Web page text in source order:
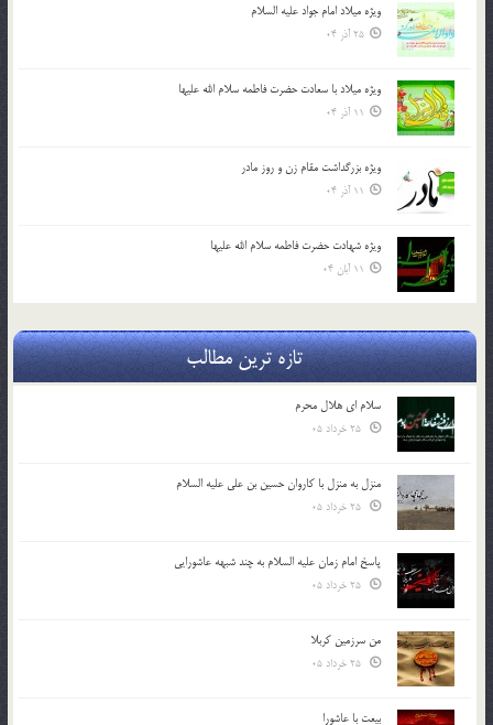
ویژه میلاد امام جواد علیه السلام
25 آذر 04
ویژه میلاد با سعادت حضرت فاطمه سلام الله علیها
11 آذر 04
ویژه بزرگداشت مقام زن و روز مادر
11 آذر 04
ویژه شهادت حضرت فاطمه سلام الله علیها
11 آبان 04
تازه ترین مطالب
سلام ای هلال محرم
منزل به منزل با کاروان حسین بن علی علیه السلام
پاسخ امام زمان علیه السلام به چند شبهه عاشورایی
من سرزمین کربلا
بیعت با عاشورا